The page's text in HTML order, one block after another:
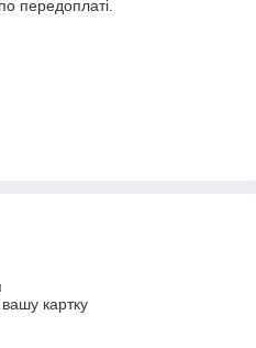
передоплаті.
картку